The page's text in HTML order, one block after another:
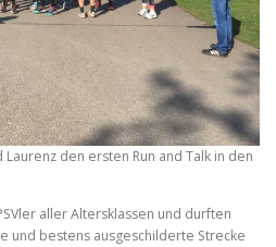
den ersten Run and Talk in den
aller Altersklassen und durften
und bestens ausgeschilderte Strecke